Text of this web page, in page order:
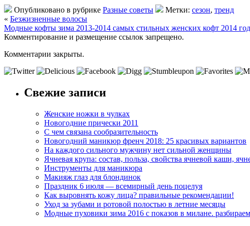
Опубликовано в рубрике Разные советы Метки: сезон, тренд
« Безжизненные волосы
Модные кофты зима 2013-2014 самых стильных женских кофт 2014
Комментирование и размещение ссылок запрещено.
Комментарии закрыты.
Свежие записи
Женские ножки в чулках
Новогодние прически 2011
С чем связана сообразительность
Новогодний маникюр френч 2018: 25 красивых вариантов
На каждого сильного мужчину нет сильной женщины
Ячневая крупа: состав, польза, свойства ячневой каши,
Инструменты для маникюра
Макияж глаз для блондинок
Праздник 6 июля — всемирный день поцелуя
Как выровнять кожу лица? правильные рекомендации!
Уход за зубами и ротовой полостью в летние месяцы
Модные пуховики зима 2016 с показов в милане.